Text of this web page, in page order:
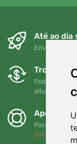
Até ao dia
Envio
Trocas e
Pode
altura no
Apoiamos
Para cada
Sobre nós